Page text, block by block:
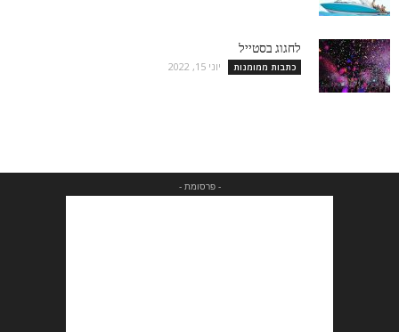
לחגוג בסטייל
כתבות ממומנות יוני 15, 2022
- פרסומת -